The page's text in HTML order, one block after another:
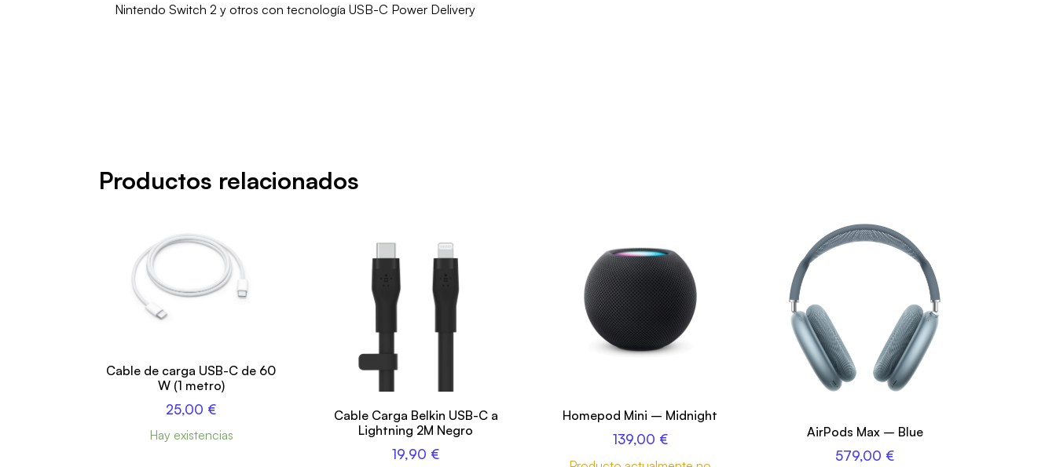
Nintendo Switch 2 y otros con tecnología USB-C Power Delivery
Productos relacionados
Cable de carga USB-C de 60
W (1 metro)
25,00 €
Hay existencias
Cable Carga Belkin USB-C a
Lightning 2M Negro
19,90 €
Homepod Mini – Midnight
139,00 € AirPods Max – Blue
579,00 €